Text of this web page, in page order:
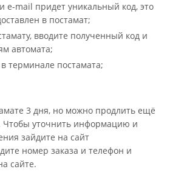
e-mail придет уникальный код, это
в постамат;
вводите полученный код и
автомата;
терминале постамата;
3 дня, но можно продлить ещё
Чтобы уточнить информацию и
зайдите на сайт
номер заказа и телефон и
сайте.